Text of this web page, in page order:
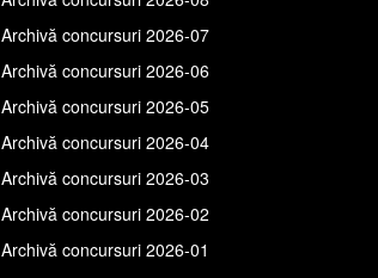
Archivă concursuri 2026-07
Archivă concursuri 2026-06
Archivă concursuri 2026-05
Archivă concursuri 2026-04
Archivă concursuri 2026-03
Archivă concursuri 2026-02
Archivă concursuri 2026-01